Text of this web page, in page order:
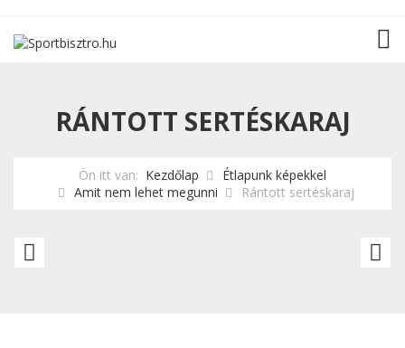
RÁNTOTT SERTÉSKARAJ
Ön itt van: Kezdőlap
Étlapunk képekkel
Amit nem lehet megunni
Rántott sertéskaraj